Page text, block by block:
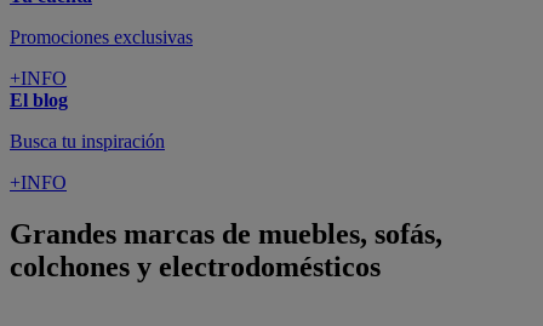
Promociones exclusivas
+INFO
El blog
Busca tu inspiración
+INFO
Grandes marcas de muebles, sofás,
colchones y electrodomésticos